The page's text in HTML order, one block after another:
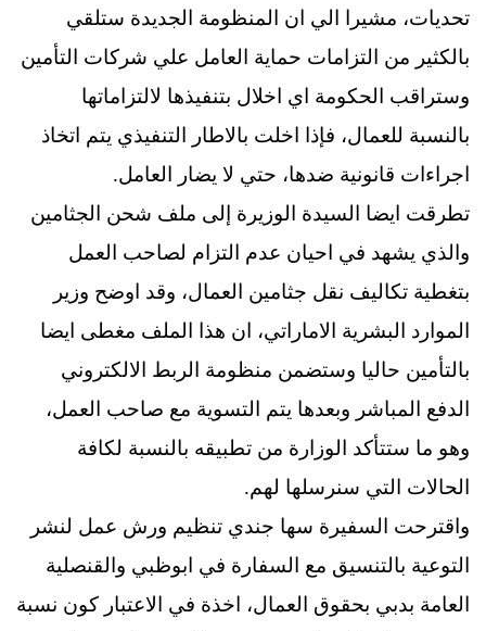
تحديات، مشيرا الي ان المنظومة الجديدة ستلقي
بالكثير من التزامات حماية العامل علي شركات التأمين
وستراقب الحكومة اي اخلال بتنفيذها لالتزاماتها
بالنسبة للعمال، فإذا اخلت بالاطار التنفيذي يتم اتخاذ
اجراءات قانونية ضدها، حتي لا يضار العامل.
تطرقت ايضا السيدة الوزيرة إلى ملف شحن الجثامين
والذي يشهد في احيان عدم التزام لصاحب العمل
بتغطية تكاليف نقل جثامين العمال، وقد اوضح وزير
الموارد البشرية الاماراتي، ان هذا الملف مغطى ايضا
بالتأمين حاليا وستضمن منظومة الربط الالكتروني
الدفع المباشر وبعدها يتم التسوية مع صاحب العمل،
وهو ما ستتأكد الوزارة من تطبيقه بالنسبة لكافة
الحالات التي سنرسلها لهم.
واقترحت السفيرة سها جندي تنظيم ورش عمل لنشر
التوعية بالتنسيق مع السفارة في ابوظبي والقنصلية
العامة بدبي بحقوق العمال، اخذة في الاعتبار كون نسبة